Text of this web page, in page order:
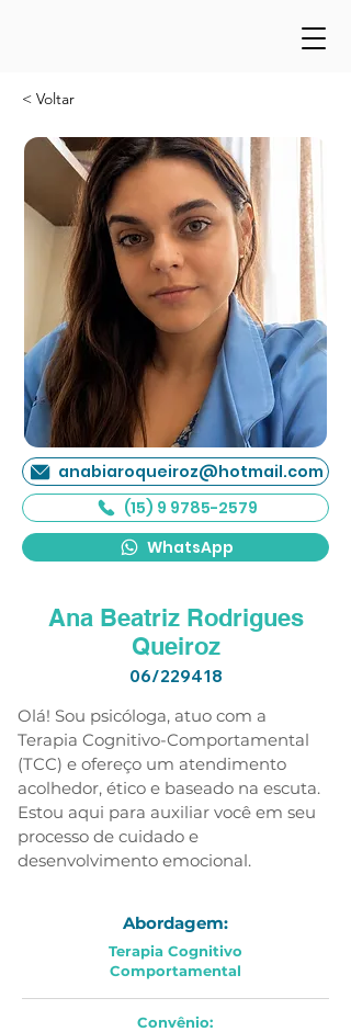
< Voltar
anabiaroqueiroz@hotmail.com
(15) 9 9785-2579
WhatsApp
Ana Beatriz Rodrigues
Queiroz
06/229418
Olá! Sou psicóloga, atuo com a
Terapia Cognitivo-Comportamental
(TCC) e ofereço um atendimento
acolhedor, ético e baseado na escuta.
Estou aqui para auxiliar você em seu
processo de cuidado e
desenvolvimento emocional.
Abordagem:
Terapia Cognitivo
Comportamental
Convênio: